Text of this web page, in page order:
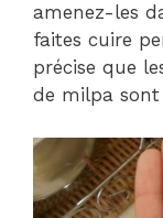
amenez-les
faites cuire
précise que
de milpa sont